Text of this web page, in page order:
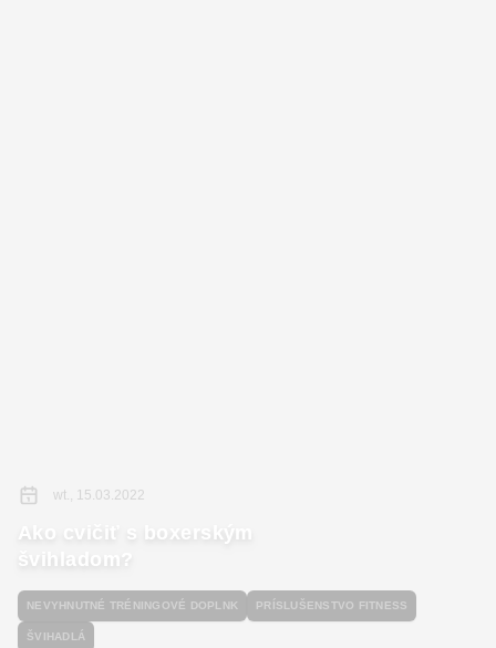
wt., 15.03.2022
Ako cvičiť s boxerským
švihladom?
NEVYHNUTNÉ TRÉNINGOVÉ DOPLNK PRÍSLUŠENSTVO FITNESS
ŠVIHADLÁ